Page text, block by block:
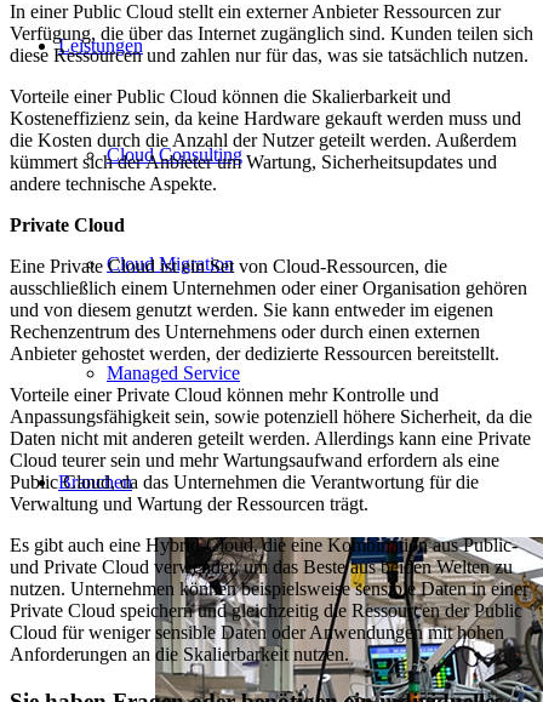
Leistungen
Cloud Consulting
Cloud Migration
Managed Service
Branchen
In einer Public Cloud stellt ein externer Anbieter Ressourcen zur
Verfügung, die über das Internet zugänglich sind. Kunden teilen sich
diese Ressourcen und zahlen nur für das, was sie tatsächlich nutzen.
Vorteile einer Public Cloud können die Skalierbarkeit und
Kosteneffizienz sein, da keine Hardware gekauft werden muss und
die Kosten durch die Anzahl der Nutzer geteilt werden. Außerdem
kümmert sich der Anbieter um Wartung, Sicherheitsupdates und
andere technische Aspekte.
Private Cloud
Eine Private Cloud ist ein Set von Cloud-Ressourcen, die
ausschließlich einem Unternehmen oder einer Organisation gehören
und von diesem genutzt werden. Sie kann entweder im eigenen
Rechenzentrum des Unternehmens oder durch einen externen
Anbieter gehostet werden, der dedizierte Ressourcen bereitstellt.
Vorteile einer Private Cloud können mehr Kontrolle und
Anpassungsfähigkeit sein, sowie potenziell höhere Sicherheit, da die
Daten nicht mit anderen geteilt werden. Allerdings kann eine Private
Cloud teurer sein und mehr Wartungsaufwand erfordern als eine
Public Cloud, da das Unternehmen die Verantwortung für die
Verwaltung und Wartung der Ressourcen trägt.
Es gibt auch eine Hybrid-Cloud, die eine Kombination aus Public-
und Private Cloud verwendet, um das Beste aus beiden Welten zu
nutzen. Unternehmen können beispielsweise sensible Daten in einer
Private Cloud speichern und gleichzeitig die Ressourcen der Public
Cloud für weniger sensible Daten oder Anwendungen mit hohen
Anforderungen an die Skalierbarkeit nutzen.